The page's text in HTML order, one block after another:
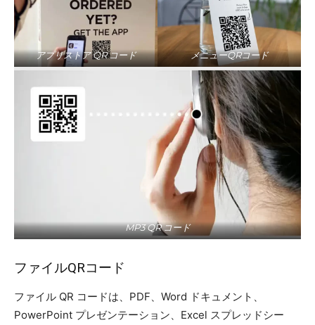
アプリストア QR コード メニューQRコード
MP3 QR コード
ファイルQRコード
ファイル QR コードは、PDF、Word ドキュメント、
PowerPoint プレゼンテーション、Excel スプレッドシー